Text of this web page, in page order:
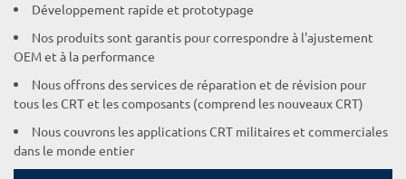
Développement rapide et prototypage
Nos produits sont garantis pour correspondre à l'ajustement
OEM et à la performance
Nous offrons des services de réparation et de révision pour
tous les CRT et les composants (comprend les nouveaux CRT)
Nous couvrons les applications CRT militaires et commerciales
dans le monde entier